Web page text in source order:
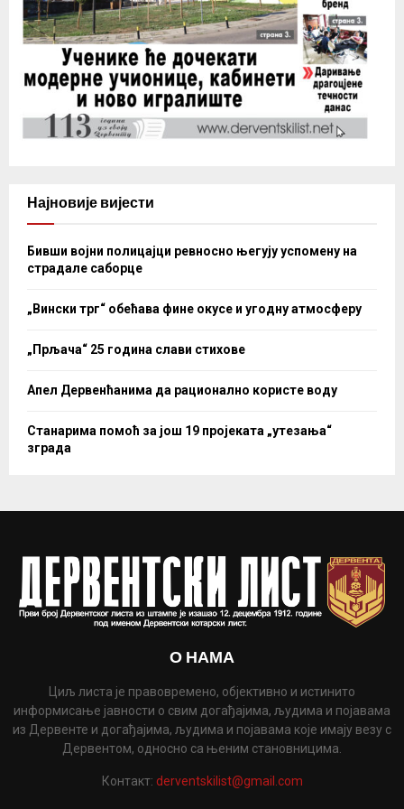
Најновије вијести
Бивши војни полицајци ревносно његују успомену на
страдале саборце
„Вински трг“ обећава фине окусе и угодну атмосферу
„Прљача“ 25 година слави стихове
Апел Дервенћанима да рационално користе воду
Станарима помоћ за још 19 пројеката „утезања“
зграда
О НАМА
Циљ листа је правовремено, објективно и истинито
информисање јавности о свим догађајима, људима и појавама
из Дервенте и догађајима, људима и појавама које имају везу с
Дервентом, односно са њеним становницима.
Контакт: derventskilist@gmail.com